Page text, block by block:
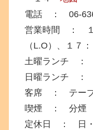
電話 ： 06-
営業時間 ： １
（L.O）、１７
土曜ランチ
日曜ランチ ：
客席 ： テー
喫煙 ： 分煙
定休日 ： 日